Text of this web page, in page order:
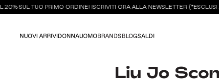
20% SUL TUO PRIMO ORDINE! ISCRIVITI ORA ALLA NEWSLETTER
NUOVI ARRIVIDONNAUOMOBRANDSBLOGSALDI
Liu Jo